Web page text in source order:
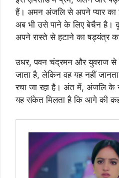
हैं। अमन अंजलि से अपने प्यार
अब भी उसे पाने के लिए बेचैन है।
अपने रास्ते से हटाने का षड्यंत्र
उधर, पवन चंद्रमन और युवराज से
जाता है, लेकिन वह यह नहीं
रचा जा रहा है। अंत में, अंजलि के
यह संकेत मिलता है कि आगे की